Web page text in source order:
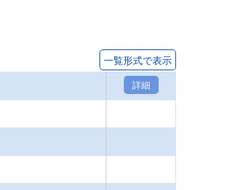
一覧形式で表示
詳細